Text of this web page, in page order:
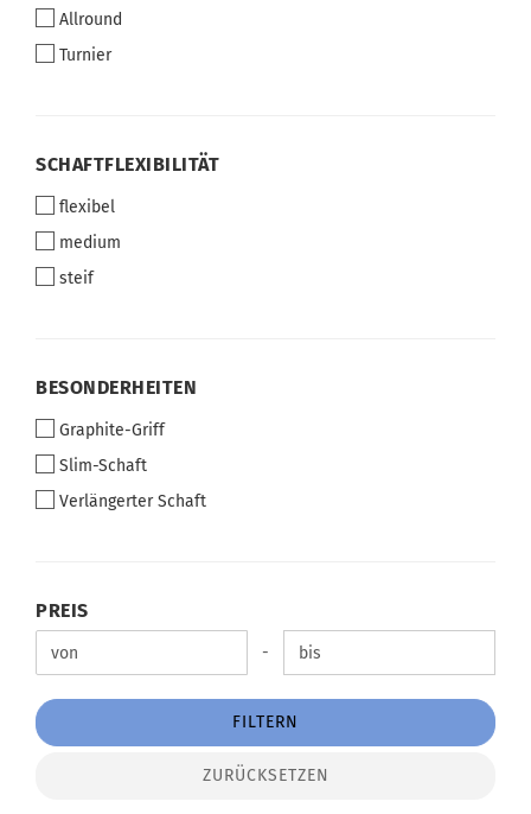
Allround
Turnier
SCHAFTFLEXIBILITÄT
SCHAFTFLEXIBILITÄT
flexibel
medium
steif
BESONDERHEITEN
BESONDERHEITEN
Graphite-Griff
Slim-Schaft
Verlängerter Schaft
PREIS
PREIS
Preis bis -
FILTERN
ZURÜCKSETZEN